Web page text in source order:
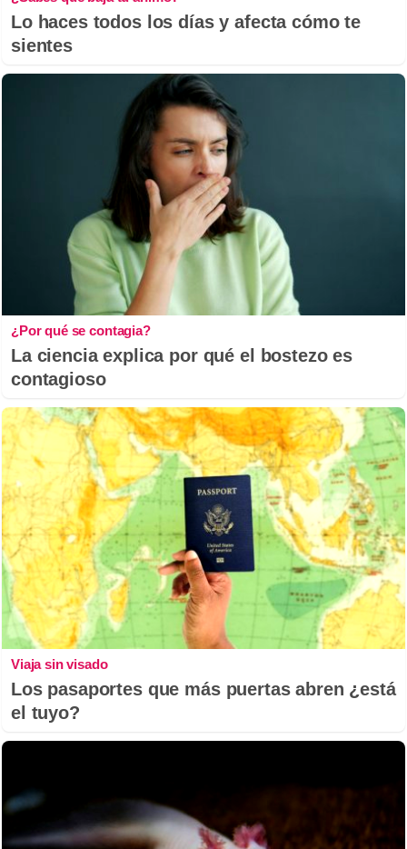
Lo haces todos los días y afecta cómo te
sientes
¿Por qué se contagia?
La ciencia explica por qué el bostezo es
contagioso
Viaja sin visado
Los pasaportes que más puertas abren ¿está
el tuyo?